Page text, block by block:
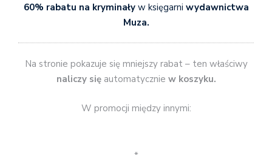
60% rabatu na kryminały w księgarni wydawnictwa
Muza.
Na stronie pokazuje się mniejszy rabat – ten właściwy
naliczy sięautomatycznie w koszyku.
W promocji między innymi: